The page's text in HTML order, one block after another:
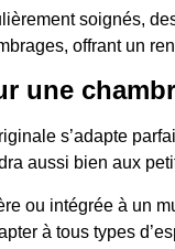
soignés,
offrant un
une
s’adapte
aussi bien aux
ou intégrée à un
à tous types